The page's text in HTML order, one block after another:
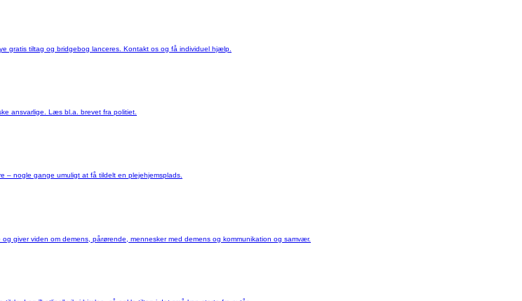
gratis tiltag og bridgebog lanceres. Kontakt os og få individuel hjælp.
ansvarlige. Læs bl.a. brevet fra politiet.
nogle gange umuligt at få tildelt en plejehjemsplads.
giver viden om demens, pårørende, mennesker med demens og kommunikation og samvær.